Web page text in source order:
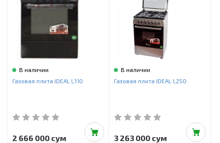
Товары для дома
Красота и здоровье
Пылесосы
Фильтры для воды
В наличии
Газовая плита IDEAL L110
2 666 000 сум
В наличии
Газовая плита IDEAL L250
3 263 000 сум